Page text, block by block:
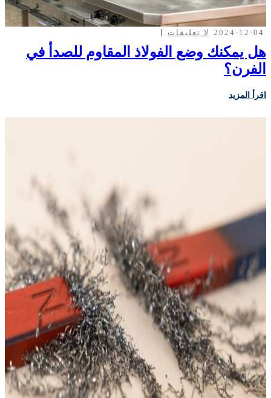
2024-12-04 لا تعليقات
هل يمكنك وضع الفولاذ المقاوم للصدأ في
الفرن؟
اقرأ المزيد